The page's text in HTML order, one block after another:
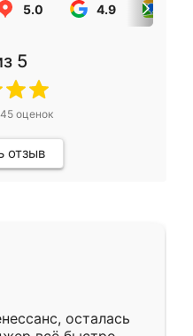
5.0 4.9
5
оценок
отзыв
осталась